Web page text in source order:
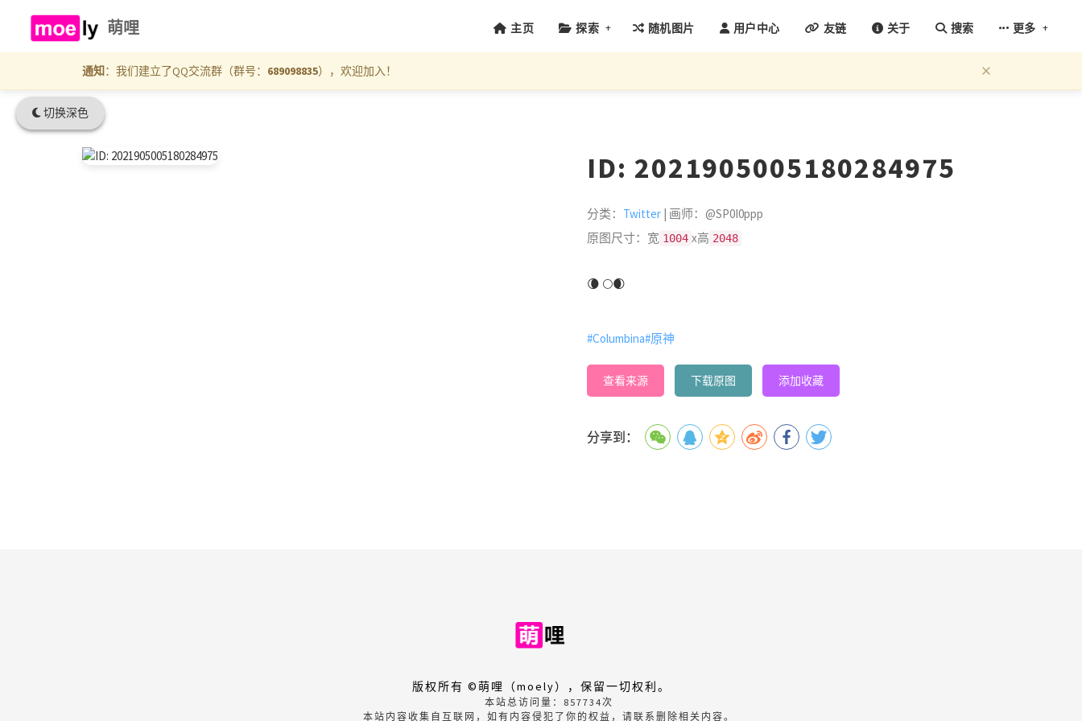
切换深色
萌哩 主页 探索 + 随机图片 用户中心 友链 关于 搜索 更多 +
通知：我们建立了QQ交流群（群号： 689098835），欢迎加入！ ×
ID: 2021905005180284975
分类： Twitter | 画师：@SP0I0ppp
原图尺寸：宽 1004 x高 2048
🌘 🌕🌒
#Columbina#原神
查看来源 下载原图 添加收藏
分享到：
版权所有 ©萌哩（moely），保留一切权利。
本站总访问量： 857734次
本站内容收集自互联网，如有内容侵犯了你的权益，请联系删除相关内容。